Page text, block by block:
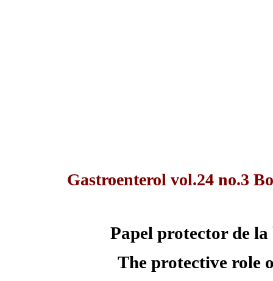
Gastroenterol vol.24 no.3
Papel protector de
The protective role